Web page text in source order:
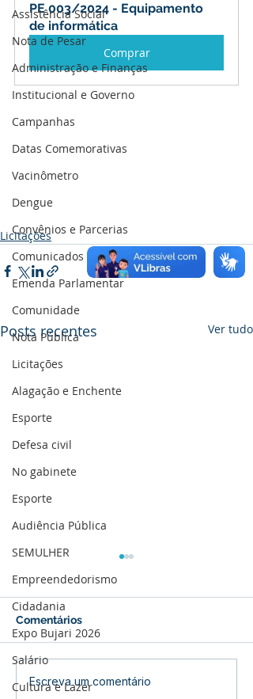
Assistência Social
Nota de Pesar
Administração e Finanças
Institucional e Governo
Campanhas
Datas Comemorativas
Vacinômetro
Dengue
Convênios e Parcerias
Comunicados e Avisos
Emenda Parlamentar
Comunidade
Nota Pública
Licitações
Alagação e Enchente
Esporte
Defesa civil
No gabinete
Esporte
Audiência Pública
SEMULHER
Empreendedorismo
Cidadania
Expo Bujari 2026
Salário
Cultura e Lazer
PE 003/2024 - Equipamento
de informática
Comprar
Licitações
Posts recentes Ver tudo
Cotação de Preço -
Comentários
Escreva um comentário